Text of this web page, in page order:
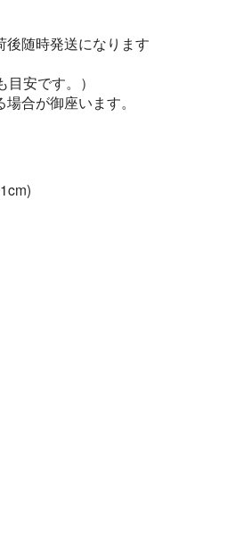
後随時発送になります
安です。）
合が御座います。